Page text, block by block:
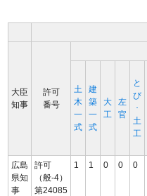
大臣
知事
許可
番号
土
木
一
式
建
築
一
式
大
工
左
官
と
び
･
土
工
広島
県知
事
許可
（般-4）
第24085
1 1 0 0 0